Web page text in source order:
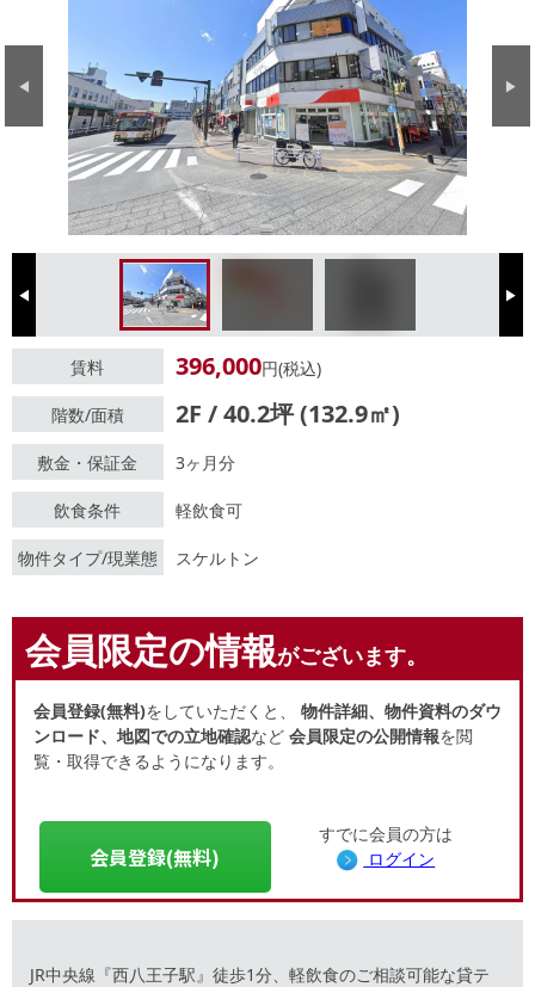
Previous Next
Previous Next
賃料 396,000円(税込)
階数/面積 2F / 40.2坪 (132.9㎡)
敷金・保証金 3ヶ月分
飲食条件 軽飲食可
物件タイプ/現業態 スケルトン
会員限定の情報がございます。
会員登録(無料)をしていただくと、 物件詳細、物件資料のダウ
ンロード、地図での立地確認など 会員限定の公開情報を閲
覧・取得できるようになります。
会員登録(無料)
すでに会員の方は
ログイン
JR中央線『西八王子駅』徒歩1分、軽飲食のご相談可能な貸テ